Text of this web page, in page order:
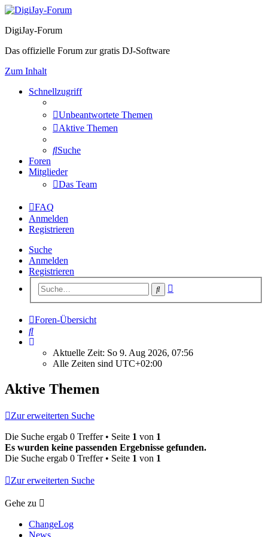
DigiJay-Forum
Das offizielle Forum zur gratis DJ-Software
Zum Inhalt
Schnellzugriff
Unbeantwortete Themen
Aktive Themen
Suche
Foren
Mitglieder
Das Team
FAQ
Anmelden
Registrieren
Suche
Anmelden
Registrieren
Suche
Foren-Übersicht
Suche
Aktuelle Zeit: So 9. Aug 2026, 07:56
Alle Zeiten sind UTC+02:00
Aktive Themen
Zur erweiterten Suche
Die Suche ergab 0 Treffer • Seite 1 von 1
Es wurden keine passenden Ergebnisse gefunden.
Die Suche ergab 0 Treffer • Seite 1 von 1
Zur erweiterten Suche
Gehe zu
ChangeLog